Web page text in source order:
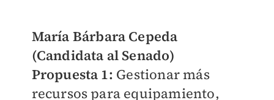
María Bárbara Cepeda
(Candidata al Senado)
Propuesta 1: Gestionar más
recursos para equipamiento,